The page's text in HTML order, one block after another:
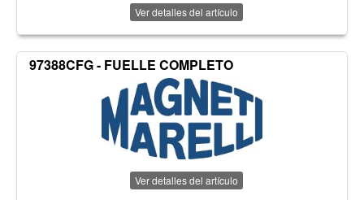
Ver detalles del artículo
97388CFG - FUELLE COMPLETO
Ver detalles del artículo